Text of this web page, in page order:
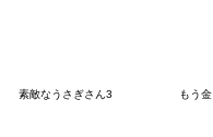
素敵なうさぎさん3